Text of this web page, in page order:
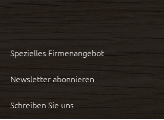
Spezielles Firmenangebot
Newsletter abonnieren
Schreiben Sie uns